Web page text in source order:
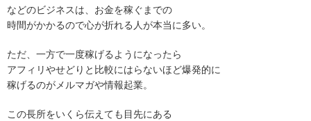
などのビジネスは、お金を稼ぐまでの
時間がかかるので心が折れる人が本当に多い。
ただ、一方で一度稼げるようになったら
アフィリやせどりと比較にはらないほど爆発的に
稼げるのがメルマガや情報起業。
この長所をいくら伝えても目先にある